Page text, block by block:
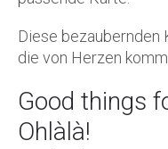
Diese bezaubernden
die von Herzen
Good things
Ohlàlà!